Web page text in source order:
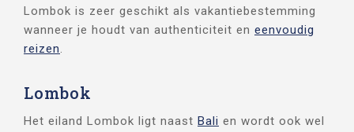
Lombok is zeer geschikt als vakantiebestemming
wanneer je houdt van authenticiteit en eenvoudig
reizen.
Lombok
Het eiland Lombok ligt naast Bali en wordt ook wel